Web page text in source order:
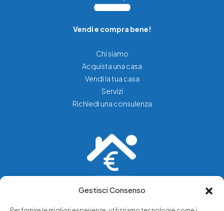
Gestisci Consenso
Vendi e compra bene!
Chi siamo
Acquista una casa
Vendi la tua casa
Servizi
Richiedi una consulenza